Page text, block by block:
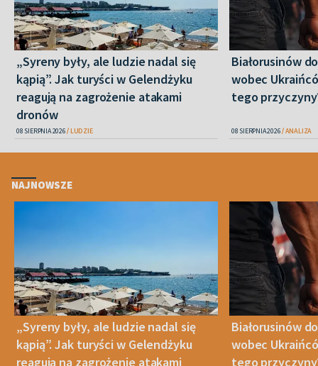
„Syreny były, ale ludzie nadal się
kąpią”. Jak turyści w Gelendżyku
reagują na zagrożenie atakami
dronów
08 SIERPNIA 2026 LUDZIE
Białorusinów
wobec
tego
08 SIERPNIA 2026 ANALIZA
NAJNOWSZE
„Syreny były, ale ludzie nadal się
kąpią”. Jak turyści w Gelendżyku
reagują na zagrożenie atakami
Białorusinów
wobec
tego